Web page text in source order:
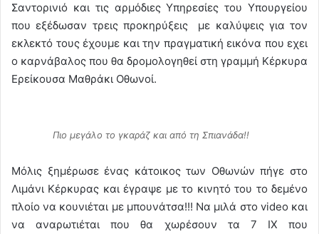
Σαντορινιό και τις αρμόδιες Υπηρεσίες του Υπουργείου
που εξέδωσαν τρεις προκηρύξεις με καλύψεις για τον
εκλεκτό τους έχουμε και την πραγματική εικόνα που εχει
ο καρνάβαλος που θα δρομολογηθεί στη γραμμή Κέρκυρα
Ερείκουσα Μαθράκι Οθωνοί.
Πιο μεγάλο το γκαράζ και από τη Σπιανάδα!!
Μόλις ξημέρωσε ένας κάτοικος των Οθωνών πήγε στο
Λιμάνι Κέρκυρας και έγραψε με το κινητό του το δεμένο
πλοίο να κουνιέται με μπουνάτσα!!! Να μιλά στο video και
να αναρωτιέται που θα χωρέσουν τα 7 ΙΧ που